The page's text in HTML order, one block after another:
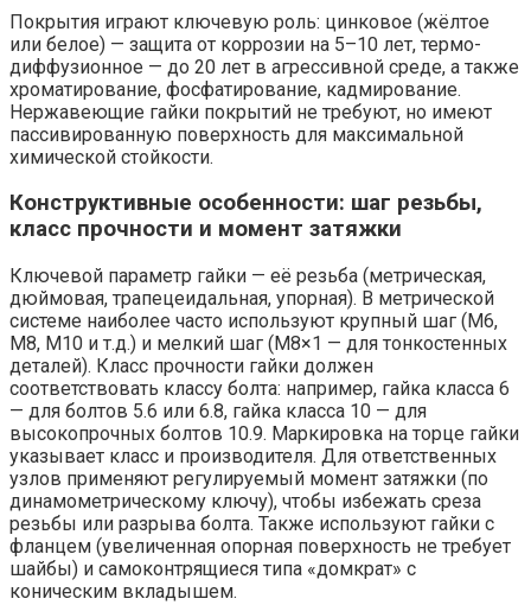
Покрытия играют ключевую роль: цинковое (жёлтое
или белое) — защита от коррозии на 5–10 лет, термо-
диффузионное — до 20 лет в агрессивной среде, а также
хроматирование, фосфатирование, кадмирование.
Нержавеющие гайки покрытий не требуют, но имеют
пассивированную поверхность для максимальной
химической стойкости.
Конструктивные особенности: шаг резьбы,
класс прочности и момент затяжки
Ключевой параметр гайки — её резьба (метрическая,
дюймовая, трапецеидальная, упорная). В метрической
системе наиболее часто используют крупный шаг (М6,
М8, М10 и т.д.) и мелкий шаг (М8×1 — для тонкостенных
деталей). Класс прочности гайки должен
соответствовать классу болта: например, гайка класса 6
— для болтов 5.6 или 6.8, гайка класса 10 — для
высокопрочных болтов 10.9. Маркировка на торце гайки
указывает класс и производителя. Для ответственных
узлов применяют регулируемый момент затяжки (по
динамометрическому ключу), чтобы избежать среза
резьбы или разрыва болта. Также используют гайки с
фланцем (увеличенная опорная поверхность не требует
шайбы) и самоконтрящиеся типа «домкрат» с
коническим вкладышем.